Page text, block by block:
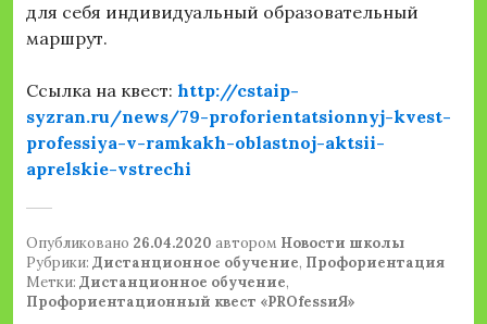
для себя индивидуальный образовательный
маршрут.
Ссылка на квест: http://cstaip-
syzran.ru/news/79-proforientatsionnyj-kvest-
professiya-v-ramkakh-oblastnoj-aktsii-
aprelskie-vstrechi
Опубликовано 26.04.2020 автором Новости школы
Рубрики: Дистанционное обучение, Профориентация
Метки: Дистанционное обучение,
Профориентационный квест «PROfessиЯ»